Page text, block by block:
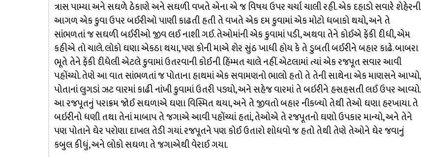
ત્રાસ પામ્યા અને સઘળે ઠેકાણે અને સઘળી વખતે એના એ જ વિષય ઉપર ચર્ચા ચાલી રહી. એક દહાડો સવારે શેહેરની
આગળ એક કુવા ઉપર બઈરીઓ પાણી કાઢતી હતી તે વખતે એક દમ કુવામાં એક મોટો ધબાકો થયો, અને તે
સાંભળતાં જ સઘળી બઈરીઓ જીવ લઈ નાશી ગઈ. તેઓમાંની એક કુવામાં પડી, અથવા તેને કોઈએ ફેંકી દીધી, એમ
કહીએ તો ચાલે. લોકો ઘણા એકઠા થયા, પણ કોની માએ શેર સુંઠ ખાધી હોય કે તે ડુબતી બઈરીને બહાર કાઢે. બાબરા
ભૂતે તેને ફેંકી દીધેલી એટલે કુવામાં ઉતરવાની કોઈની હિંમ્મત ચાલે નહીં. એટલામાં ત્યાં એક રજપૂત સવાર આવી
પહોંચ્યો. તેણે આ વાત સાંભળતાં જ પોતાના હાથમાં એક સવામણનો ભાલો હતો તે તેની સાથેના એક માણસને આપ્યો,
પોતાનાં લુગડાં ઝટ વારમાં કાઢી નાંખી કુવામાં ઉતરી પડ્યો, અને સહેજ વારમાં તે બઇરીને હસહસતી લઈ ઉપર આવ્યો.
આ રજપૂતનું પરાક્રમ જોઈ સઘળાએ ઘણા વિસ્મિત થયા, અને તે જીવતો બહાર નીકળ્યો તેથી તેઓ ઘણા હરખાયા. તે
બઇરીનો ધણી તથા તેનાં માબાપ તે જગાએ આવી પહોંચ્યાં હતાં, તેઓએ તે રજપૂતનો ઘણો ઉપકાર માન્યો, અને તેને
પણ પોતાને ઘેર પરોણા દાખલ તેડી ગયાં. રજપૂતને પણ કોઈ ઉતારો શોધવો જ હતો તેથી તેણે તેઓને ઘેર જવાનું
કબુલ કીધું, અને લોકો સઘળા તે જગાએથી વેરાઈ ગયા.